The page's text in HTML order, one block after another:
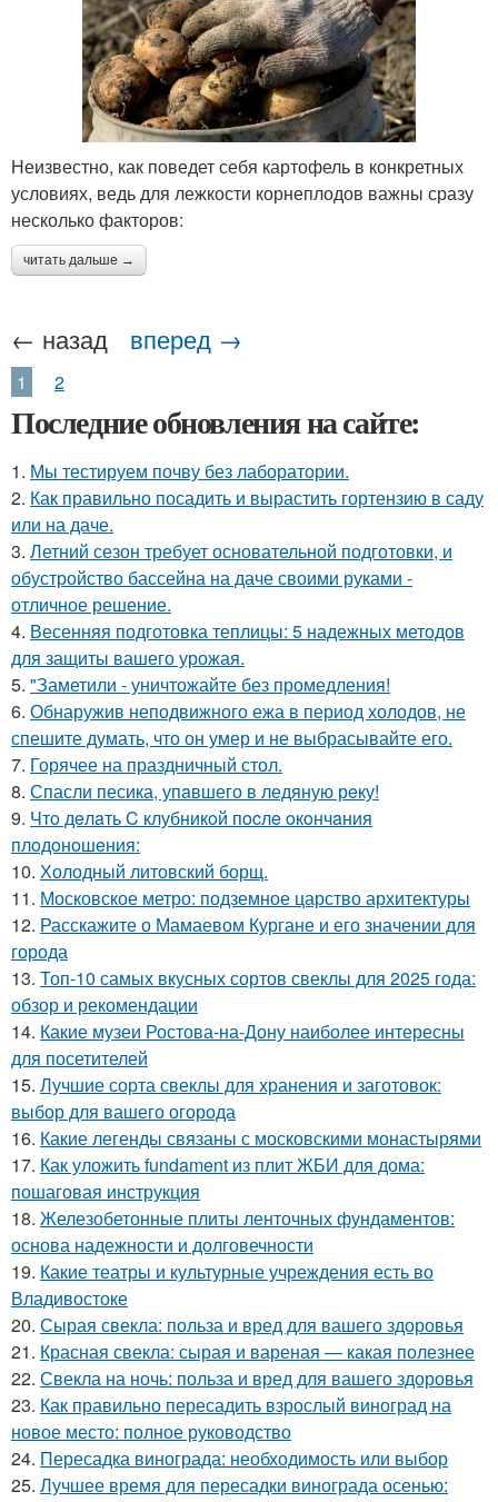
Неизвестно, как поведет себя картофель в конкретных
условиях, ведь для лежкости корнеплодов важны сразу
несколько факторов:
читать дальше →
← назад вперед →
1 2
Последние обновления на сайте:
1. Мы тестируем почву без лаборатории.
2. Как правильно посадить и вырастить гортензию в саду
или на даче.
3. Летний сезон требует основательной подготовки, и
обустройство бассейна на даче своими руками -
отличное решение.
4. Весенняя подготовка теплицы: 5 надежных методов
для защиты вашего урожая.
5. "Заметили - уничтожайте без промедления!
6. Обнаружив неподвижного ежа в период холодов, не
спешите думать, что он умер и не выбрасывайте его.
7. Горячее на праздничный стол.
8. Спасли песика, упaвшего в ледяную рeку!
9. Чтo дeлaть C клубникoй пocлe oкoнчaния
плoдoнoшeния:
10. Холодный литовский борщ.
11. Московское метро: подземное царство архитектуры
12. Расскажите о Мамаевом Кургане и его значении для
города
13. Топ-10 самых вкусных сортов свеклы для 2025 года:
обзор и рекомендации
14. Какие музеи Ростова-на-Дону наиболее интересны
для посетителей
15. Лучшие сорта свеклы для хранения и заготовок:
выбор для вашего огорода
16. Какие легенды связаны с московскими монастырями
17. Как уложить fundament из плит ЖБИ для дома:
пошаговая инструкция
18. Железобетонные плиты ленточных фундаментов:
основа надежности и долговечности
19. Какие театры и культурные учреждения есть во
Владивостоке
20. Сырая свекла: польза и вред для вашего здоровья
21. Красная свекла: сырая и вареная — какая полезнее
22. Свекла на ночь: польза и вред для вашего здоровья
23. Как правильно пересадить взрослый виноград на
новое место: полное руководство
24. Пересадка винограда: необходимость или выбор
25. Лучшее время для пересадки винограда осенью: